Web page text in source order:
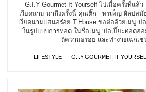
G.I.Y Gourmet It Yourself ไปเมื่อครั้งที่แล้ว
เวียดนาม มาถึงครั้งนี้ คุณติ๊ก - พรเพ็ญ ศิลปสมั
เวียดนามแสนอร่อย T.House ขอต่อด้วยเมนู ป
ในรูปแบบการทอด ในชื่อเมนู ‘ปอเปี๊ยะทอดฮอ
ตีความอร่อย และทำง่ายเฉกเช่
LIFESTYLE G.I.Y GOURMET IT